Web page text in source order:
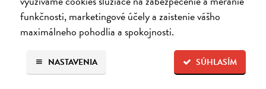
funkčnosti, marketingové účely a zaistenie vášho
maximálneho pohodlia a spokojnosti.
SÚHLASÍM
NASTAVENIA
Do 4 pracovných dní
18,95 €